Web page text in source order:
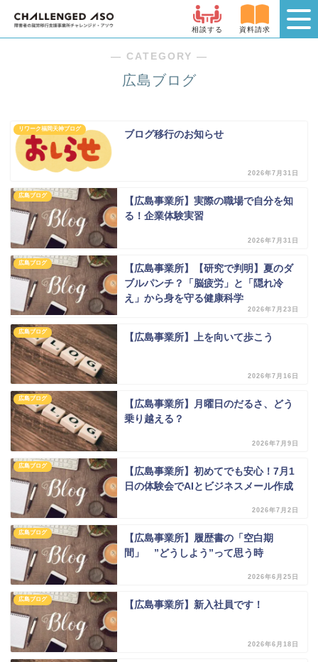
相談する 資料請求
― CATEGORY ―
広島ブログ
リワーク福岡天神ブログ ブログ移行のお知らせ
2026年7月31日
広島ブログ
【広島事業所】実際の職場で自分を知
る！企業体験実習
2026年7月31日
広島ブログ
【広島事業所】【研究で判明】夏のダ
ブルパンチ？「脳疲労」と「隠れ冷
え」から身を守る健康科学
2026年7月23日
広島ブログ 【広島事業所】上を向いて歩こう
2026年7月16日
広島ブログ
【広島事業所】月曜日のだるさ、どう
乗り越える？
2026年7月9日
広島ブログ
【広島事業所】初めてでも安心！7月1
日の体験会でAIとビジネスメール作成
2026年7月2日
広島ブログ
【広島事業所】履歴書の「空白期
間」 ”どうしよう”って思う時
2026年6月25日
広島ブログ 【広島事業所】新入社員です！
2026年6月18日